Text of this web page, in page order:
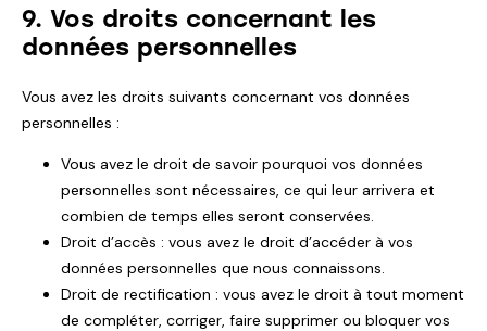
9. Vos droits concernant les
données personnelles
Vous avez les droits suivants concernant vos données
personnelles :
Vous avez le droit de savoir pourquoi vos données
personnelles sont nécessaires, ce qui leur arrivera et
combien de temps elles seront conservées.
Droit d’accès : vous avez le droit d’accéder à vos
données personnelles que nous connaissons.
Droit de rectification : vous avez le droit à tout moment
de compléter, corriger, faire supprimer ou bloquer vos